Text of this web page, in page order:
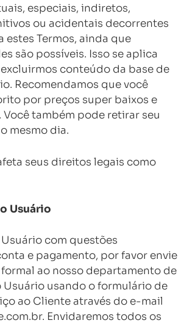
especiais, indiretos,
ou acidentais decorrentes
estes Termos, ainda que
são possíveis. Isso se aplica
conteúdo da base de
Recomendamos que você
por preços super baixos e
também pode retirar seu
mesmo dia.
seus direitos legais como
Usuário
com questões
e pagamento, por favor envie
ao nosso departamento de
usando o formulário de
ao Cliente através do e-mail
. Envidaremos todos os